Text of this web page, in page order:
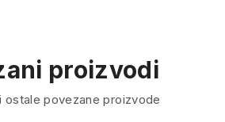
proizvodi
ostale povezane proizvode